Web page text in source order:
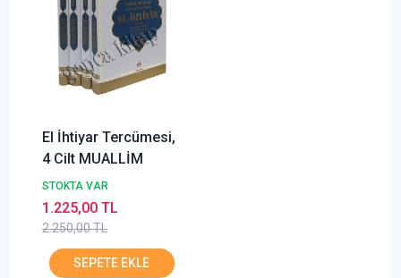
El İhtiyar Tercümesi,
4 Cilt MUALLİM
STOKTA VAR
2.250,00 TL
1.225,00 TL